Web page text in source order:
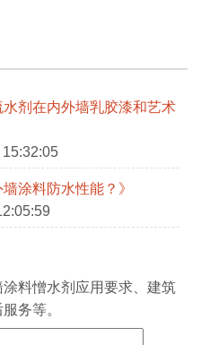
水剂在内外墙乳胶漆和艺术
涂料防水性能？》
料憎水剂 应用要求、 建筑
务等。